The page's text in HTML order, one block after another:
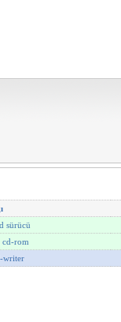
sürücü
cd-rom
writer